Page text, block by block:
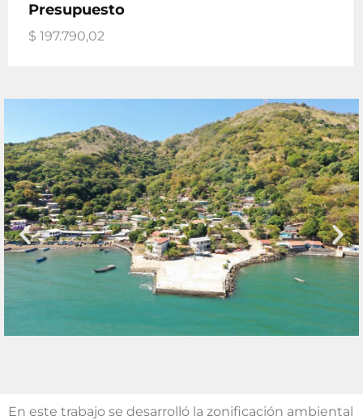
Presupuesto
$ 197.790,02
En este trabajo se desarrolló la zonificación ambiental